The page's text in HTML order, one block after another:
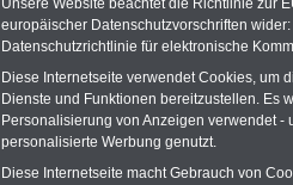
(Beamte &
Nachzahlungen
SERVICE gibt hierzu eine
dem Beschluss des
wird (im II. Quartal.2026 >>>
Unsere Website beachtet die Richtlinie zur
europäischer Datenschutzvorschriften
Datenschutzrichtlinie für elektronische
Diese Internetseite verwendet Cookies, um
Dienste und Funktionen bereitzustellen. Es
Personalisierung von Anzeigen verwendet
personalisierte Werbung genutzt.
Diese Internetseite macht Gebrauch von